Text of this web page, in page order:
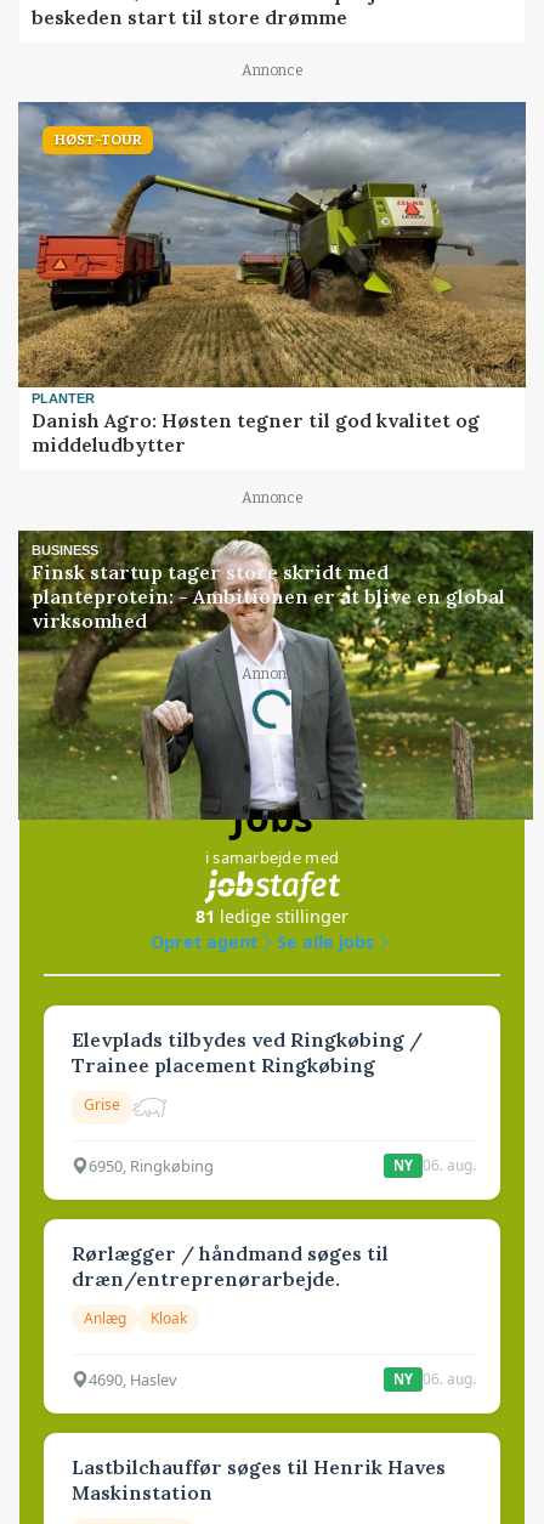
beskeden start til store drømme
Annonce
HØST-TOUR
PLANTER
Danish Agro: Høsten tegner til god kvalitet og
middeludbytter
Annonce
BUSINESS
Finsk startup tager store skridt med
planteprotein: - Ambitionen er at blive en global
virksomhed
Annonce
Loading...
Jobs
i samarbejde med
81 ledige stillinger
Opret agent
Se alle jobs
Elevplads tilbydes ved Ringkøbing /
Trainee placement Ringkøbing
Grise
6950, Ringkøbing NY 06. aug.
Rørlægger / håndmand søges til
dræn/entreprenørarbejde.
Anlæg Kloak
4690, Haslev NY 06. aug.
Lastbilchauffør søges til Henrik Haves
Maskinstation